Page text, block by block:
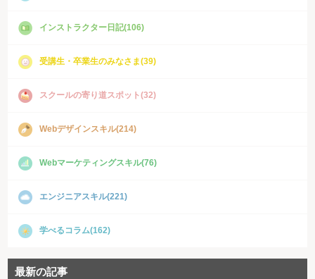
インストラクター日記(106)
受講生・卒業生のみなさま(39)
スクールの寄り道スポット(32)
Webデザインスキル(214)
Webマーケティングスキル(76)
エンジニアスキル(221)
学べるコラム(162)
最新の記事